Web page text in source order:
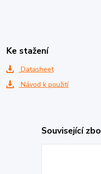
Ke stažení
Datasheet
Návod k použití
Související